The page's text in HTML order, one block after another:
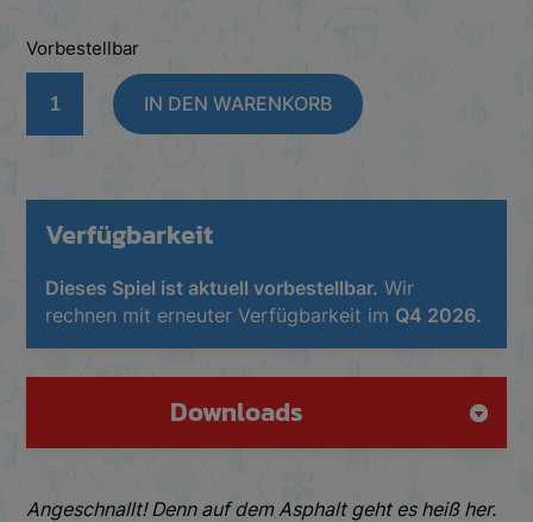
Vorbestellbar
Road:
Vendetta
Maximum
Chrome
Menge
IN DEN WARENKORB
Verfügbarkeit
Dieses Spiel ist aktuell vorbestellbar. Wir
rechnen mit erneuter Verfügbarkeit im Q4 2026.
Downloads
Angeschnallt! Denn auf dem Asphalt geht es heiß her.